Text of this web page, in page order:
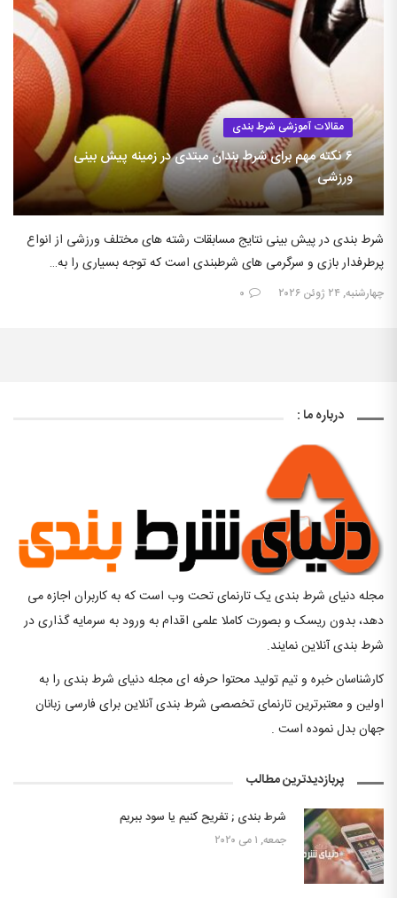
مقالات آموزشی شرط بندی
۶ نکته مهم برای شرط بندان مبتدی در زمینه پیش بینی
ورزشی
شرط بندی در پیش بینی نتایج مسابقات رشته های مختلف ورزشی از انواع
پرطرفدار بازی و سرگرمی های شرطبندی است که توجه بسیاری را به…
چهارشنبه, ۲۴ ژوئن ۲۰۲۶ ۰
درباره ما :
مجله دنیای شرط بندی یک تارنمای تحت وب است که به کاربران اجازه می
دهد، بدون ریسک و بصورت کاملا علمی اقدام به ورود به سرمایه گذاری در
شرط بندی آنلاین نمایند.
کارشناسان خبره و تیم تولید محتوا حرفه ای مجله دنیای شرط بندی را به
اولین و معتبرترین تارنمای تخصصی شرط بندی آنلاین برای فارسی زبانان
جهان بدل نموده است .
پربازدیدترین مطالب
شرط بندی ; تفریح کنیم یا سود ببریم
جمعه, ۱ می ۲۰۲۰